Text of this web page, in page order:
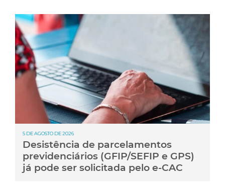
5 DE AGOSTO DE 2026
Desistência de parcelamentos
previdenciários (GFIP/SEFIP e GPS)
já pode ser solicitada pelo e-CAC